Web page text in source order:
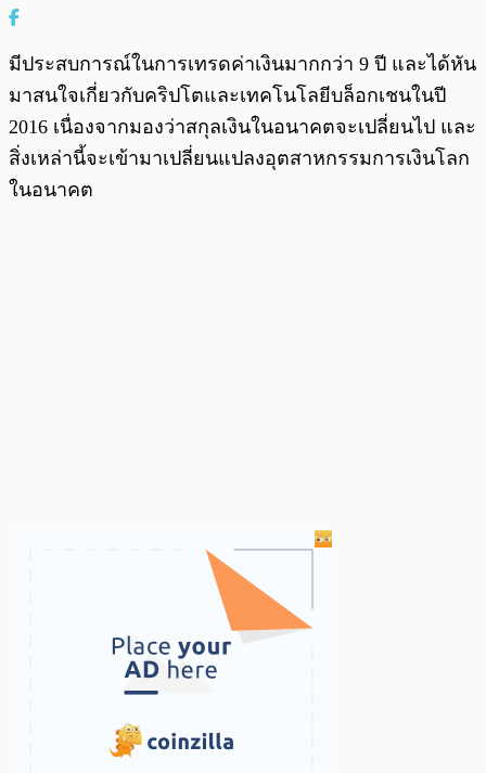
มีประสบการณ์ในการเทรดค่าเงินมากกว่า 9 ปี และได้หัน
มาสนใจเกี่ยวกับคริปโตและเทคโนโลยีบล็อกเชนในปี
2016 เนื่องจากมองว่าสกุลเงินในอนาคตจะเปลี่ยนไป และ
สิ่งเหล่านี้จะเข้ามาเปลี่ยนแปลงอุตสาหกรรมการเงินโลก
ในอนาคต